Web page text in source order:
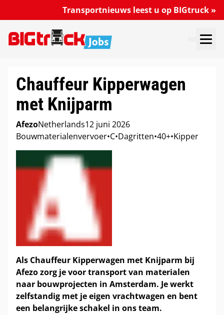
Transportnieuws leest u op BIGtruck »
Chauffeur Kipperwagen
met Knijparm
AfezoNetherlands12 juni 2026
Bouwmaterialenvervoer•C•Dagritten•40+•Kipper
Als Chauffeur Kipperwagen met Knijparm bij
Afezo zorg je voor transport van materialen
naar bouwprojecten in Amsterdam. Je werkt
zelfstandig met je eigen vrachtwagen en bent
een belangrijke schakel in ons team.